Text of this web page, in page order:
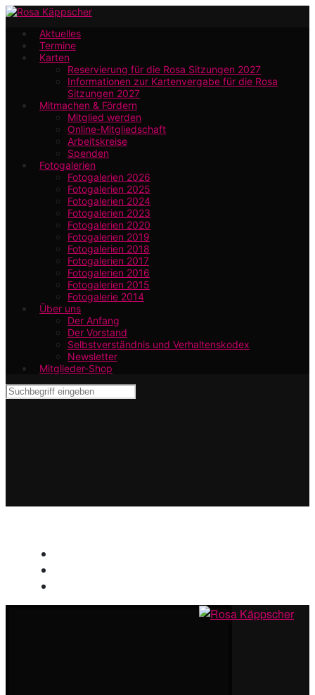
Zum
Hauptinhalt
springen
Aktuelles
Termine
Karten
Reservierung für die Rosa Sitzungen 2027
Informationen zur Kartenvergabe für die Rosa
Sitzungen 2027
Mitmachen & Fördern
Mitglied werden
Online-Mitgliedschaft
Arbeitskreise
Spenden
Fotogalerien
Fotogalerien 2026
Fotogalerien 2025
Fotogalerien 2024
Fotogalerien 2023
Fotogalerien 2020
Fotogalerien 2019
Fotogalerien 2018
Fotogalerien 2017
Fotogalerien 2016
Fotogalerien 2015
Fotogalerie 2014
Über uns
Der Anfang
Der Vorstand
Selbstverständnis und Verhaltenskodex
Newsletter
Mitglieder-Shop